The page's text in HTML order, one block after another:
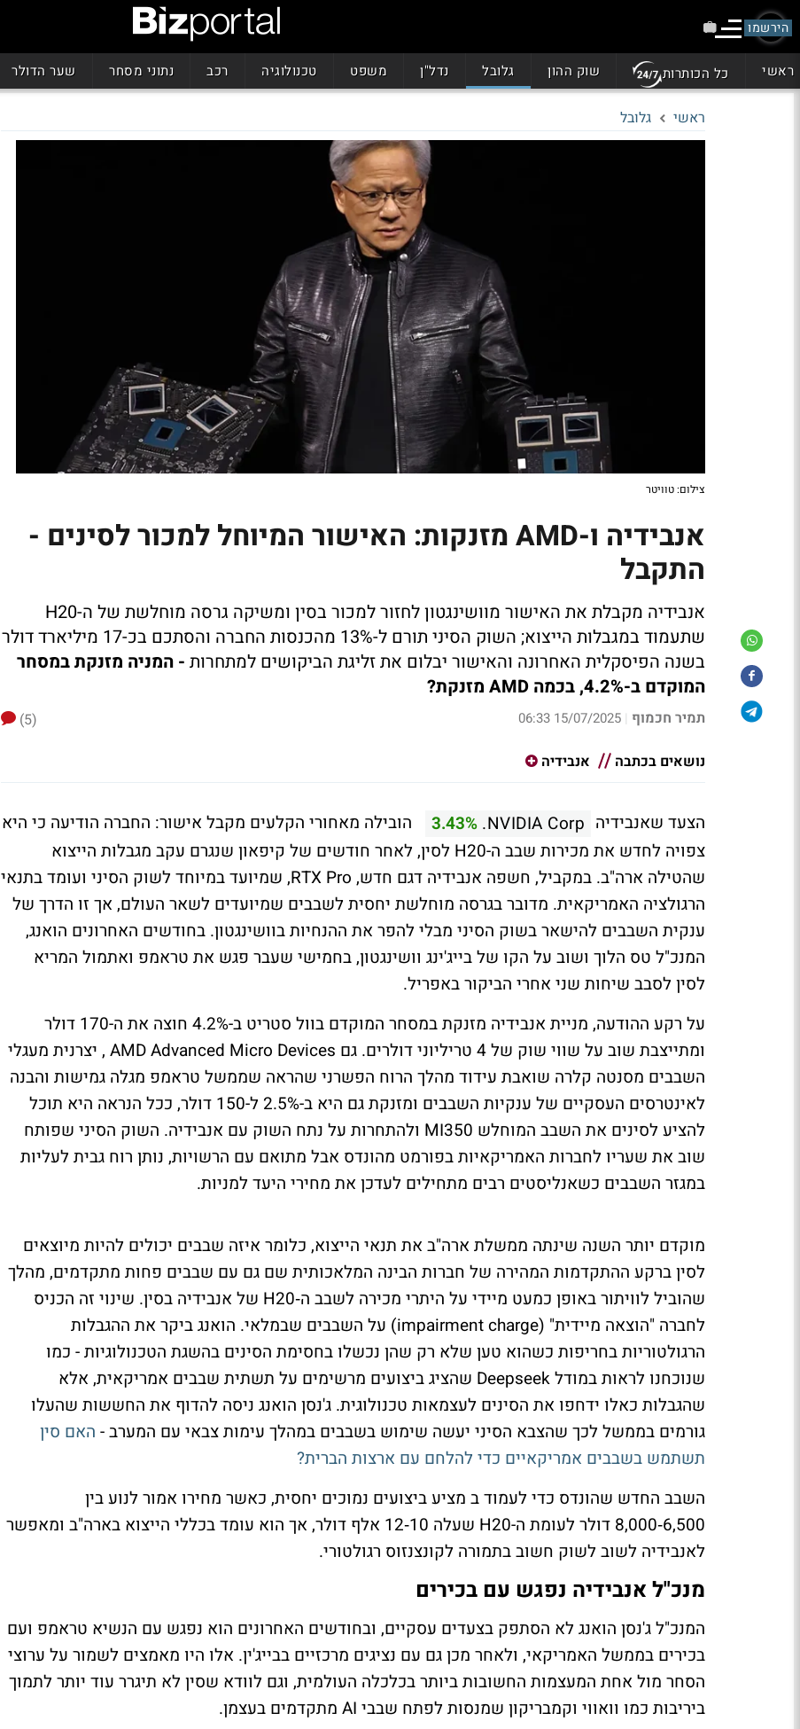
הירשמו
ראשי כל הכותרות שוק ההון גלובל נדל"ן משפט טכנולוגיה רכב נתוני מסחר שער הדולר
ראשי גלובל
צילום: טוויטר
אנבידיה ו-AMD מזנקות: האישור המיוחל למכור לסינים -
התקבל
אנבידיה מקבלת את האישור מוושינגטון לחזור למכור בסין ומשיקה גרסה מוחלשת של ה-H20
שתעמוד במגבלות הייצוא; השוק הסיני תורם ל-13% מהכנסות החברה והסתכם בכ-17 מיליארד דולר
בשנה הפיסקלית האחרונה והאישור יבלום את זליגת הביקושים למתחרות - המניה מזנקת במסחר
המוקדם ב-4.2%, בכמה AMD מזנקת?
תמיר חכמוף |
15/07/2025 06:33
(5)
נושאים בכתבה
אנבידיה
הצעד שאנבידיה NVIDIA Corp.
3.43%
הובילה מאחורי הקלעים מקבל אישור: החברה הודיעה כי היא
צפויה לחדש את מכירות שבב ה-H20 לסין, לאחר חודשים של קיפאון שנגרם עקב מגבלות הייצוא
שהטילה ארה"ב. במקביל, חשפה אנבידיה דגם חדש, RTX Pro, שמיועד במיוחד לשוק הסיני ועומד בתנאי
הרגולציה האמריקאית. מדובר בגרסה מוחלשת יחסית לשבבים שמיועדים לשאר העולם, אך זו הדרך של
ענקית השבבים להישאר בשוק הסיני מבלי להפר את ההנחיות בוושינגטון. בחודשים האחרונים הואנג,
המנכ"ל טס הלוך ושוב על הקו של בייג'ינג וושינגטון, בחמישי שעבר פגש את טראמפ ואתמול המריא
לסין לסבב שיחות שני אחרי הביקור באפריל.
על רקע ההודעה, מניית אנבידיה מזנקת במסחר המוקדם בוול סטריט ב-4.2% חוצה את ה-170 דולר
ומתייצבת שוב על שווי שוק של 4 טריליוני דולרים. גם AMD
Advanced Micro Devices
, יצרנית מעגלי
השבבים מסנטה קלרה שואבת עידוד מהלך הרוח הפשרני שהראה שממשל טראמפ מגלה גמישות והבנה
לאינטרסים העסקיים של ענקיות השבבים ומזנקת גם היא ב-2.5% ל-150 דולר, ככל הנראה היא תוכל
להציע לסינים את השבב המוחלש MI350 ולהתחרות על נתח השוק עם אנבידיה. השוק הסיני שפותח
שוב את שעריו לחברות האמריקאיות בפורמט מהונדס אבל מתואם עם הרשויות, נותן רוח גבית לעליות
במגזר השבבים כשאנליסטים רבים מתחילים לעדכן את מחירי היעד למניות.
מוקדם יותר השנה שינתה ממשלת ארה"ב את תנאי הייצוא, כלומר איזה שבבים יכולים להיות מיוצאים
לסין ברקע ההתקדמות המהירה של חברות הבינה המלאכותית שם גם עם שבבים פחות מתקדמים, מהלך
שהוביל לוויתור באופן כמעט מיידי על היתרי מכירה לשבב ה‑H20 של אנבידיה בסין. שינוי זה הכניס
לחברה "הוצאה מיידית" (impairment charge) על השבבים שבמלאי. הואנג ביקר את ההגבלות
הרגולטוריות בחריפות כשהוא טען שלא רק שהן נכשלו בחסימת הסינים בהשגת הטכנולוגיות - כמו
שנוכחנו לראות במודל Deepseek שהציג ביצועים מרשימים על תשתית שבבים אמריקאית, אלא
שהגבלות כאלו ידחפו את הסינים לעצמאות טכנולוגית. ג'נסן הואנג ניסה להדוף את החששות שהעלו
גורמים בממשל לכך שהצבא הסיני יעשה שימוש בשבבים במהלך עימות צבאי עם המערב - האם סין
תשתמש בשבבים אמריקאיים כדי להלחם עם ארצות הברית?
השבב החדש שהונדס כדי לעמוד ב מציע ביצועים נמוכים יחסית, כאשר מחירו אמור לנוע בין
6,500‑8,000 דולר לעומת ה-H20 שעלה 10‑12 אלף דולר,
אך הוא עומד בכללי הייצוא בארה"ב ומאפשר
לאנבידיה לשוב לשוק חשוב בתמורה לקונצנזוס רגולטורי.
מנכ"ל אנבידיה נפגש עם בכירים
המנכ"ל ג'נסן הואנג לא הסתפק בצעדים עסקיים, ובחודשים האחרונים הוא נפגש עם הנשיא טראמפ ועם
בכירים בממשל האמריקאי, ולאחר מכן גם עם נציגים מרכזיים בבייג'ין. אלו היו מאמצים לשמור על ערוצי
הסחר מול אחת המעצמות החשובות ביותר בכלכלה העולמית, וגם לוודא שסין לא תיגרר עוד יותר לתמוך
ביריבות כמו וואווי וקמבריקון שמנסות לפתח שבבי AI מתקדמים בעצמן.